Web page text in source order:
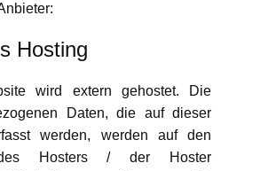
Hosting
wird extern gehostet. Die
Daten, die auf dieser
werden, werden auf den
Hosters / der Hoster